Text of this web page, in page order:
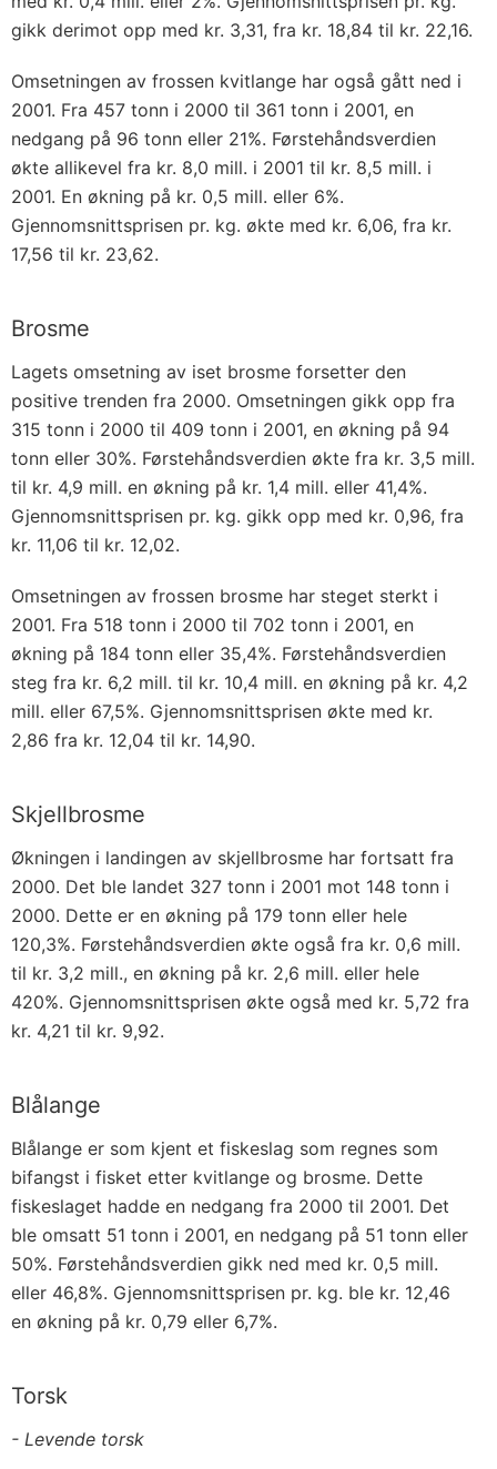
gikk derimot opp med kr. 3,31, fra kr. 18,84 til kr. 22,16.
Omsetningen av frossen kvitlange har også gått ned i
2001. Fra 457 tonn i 2000 til 361 tonn i 2001, en
nedgang på 96 tonn eller 21%. Førstehåndsverdien
økte allikevel fra kr. 8,0 mill. i 2001 til kr. 8,5 mill. i
2001. En økning på kr. 0,5 mill. eller 6%.
Gjennomsnittsprisen pr. kg. økte med kr. 6,06, fra kr.
17,56 til kr. 23,62.
Brosme
Lagets omsetning av iset brosme forsetter den
positive trenden fra 2000. Omsetningen gikk opp fra
315 tonn i 2000 til 409 tonn i 2001, en økning på 94
tonn eller 30%. Førstehåndsverdien økte fra kr. 3,5 mill.
til kr. 4,9 mill. en økning på kr. 1,4 mill. eller 41,4%.
Gjennomsnittsprisen pr. kg. gikk opp med kr. 0,96, fra
kr. 11,06 til kr. 12,02.
Omsetningen av frossen brosme har steget sterkt i
2001. Fra 518 tonn i 2000 til 702 tonn i 2001, en
økning på 184 tonn eller 35,4%. Førstehåndsverdien
steg fra kr. 6,2 mill. til kr. 10,4 mill. en økning på kr. 4,2
mill. eller 67,5%. Gjennomsnittsprisen økte med kr.
2,86 fra kr. 12,04 til kr. 14,90.
Skjellbrosme
Økningen i landingen av skjellbrosme har fortsatt fra
2000. Det ble landet 327 tonn i 2001 mot 148 tonn i
2000. Dette er en økning på 179 tonn eller hele
120,3%. Førstehåndsverdien økte også fra kr. 0,6 mill.
til kr. 3,2 mill., en økning på kr. 2,6 mill. eller hele
420%. Gjennomsnittsprisen økte også med kr. 5,72 fra
kr. 4,21 til kr. 9,92.
Blålange
Blålange er som kjent et fiskeslag som regnes som
bifangst i fisket etter kvitlange og brosme. Dette
fiskeslaget hadde en nedgang fra 2000 til 2001. Det
ble omsatt 51 tonn i 2001, en nedgang på 51 tonn eller
50%. Førstehåndsverdien gikk ned med kr. 0,5 mill.
eller 46,8%. Gjennomsnittsprisen pr. kg. ble kr. 12,46
en økning på kr. 0,79 eller 6,7%.
Torsk
- Levende torsk